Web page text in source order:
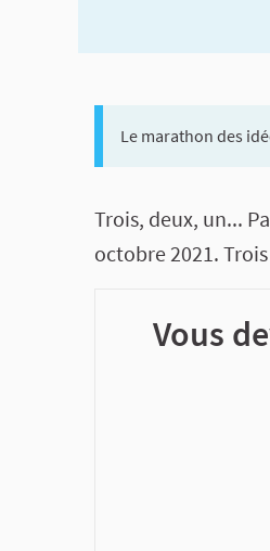
Le marathon des
A propos
Trois, deux, un...
octobre 2021.
Vous